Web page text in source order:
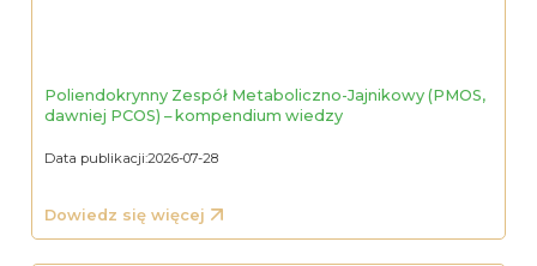
Poliendokrynny Zespół Metaboliczno-Jajnikowy (PMOS,
dawniej PCOS) – kompendium wiedzy
Data publikacji:2026-07-28
Dowiedz się więcej